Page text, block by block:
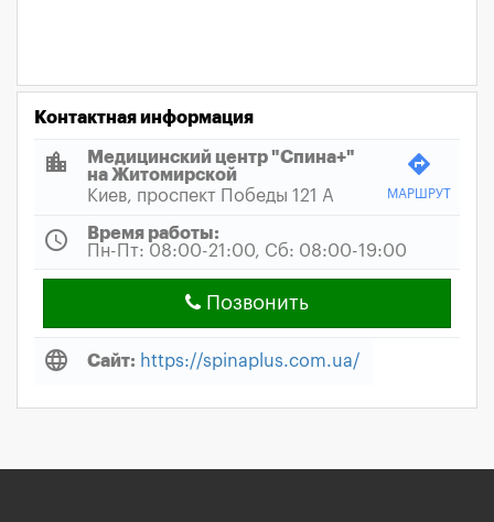
Контактная информация
location_city
Медицинский центр "Спина+"
на Житомирской
Киев, проспект Победы 121 А
directions
МАРШРУТ
schedule
Время работы:
Пн-Пт: 08:00-21:00, Сб: 08:00-19:00
Позвонить
language Сайт: https://spinaplus.com.ua/